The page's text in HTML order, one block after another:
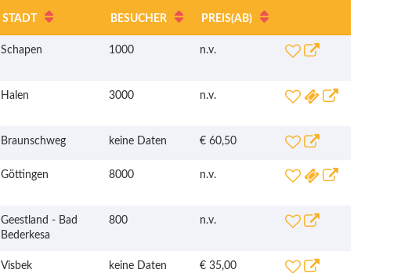
STADT BESUCHER PREIS(AB)
Schapen 1000 n.v.
Halen 3000 n.v.
Braunschweg keine Daten € 60,50
Göttingen 8000 n.v.
Geestland - Bad
Bederkesa
800 n.v.
Visbek keine Daten € 35,00